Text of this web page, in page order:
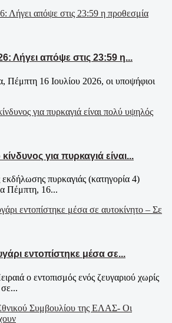
Λήγει απόψε στις 23:59 η...
Πέμπτη 16 Ιουλίου 2026, οι υποψήφιοι
για πυρκαγιά είναι...
πυρκαγιάς (κατηγορία 4)
Πέμπτη, 16...
εντοπίστηκε μέσα σε...
ο εντοπισμός ενός ζευγαριού χωρίς
σε...